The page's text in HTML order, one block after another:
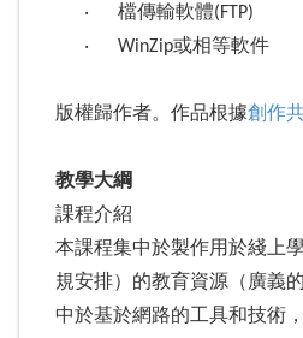
‧ 檔傳輸軟體(FTP)
‧ WinZip或相等軟件
版權歸作者。作品根據創作
教學大綱
課程介紹
本課程集中於製作用於綫上
規安排）的教育資源（廣義
中於基於網路的工具和技術